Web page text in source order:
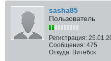
sasha85
Пользователь
Регистрация:
Сообщения: 475
Откуда: Витебск